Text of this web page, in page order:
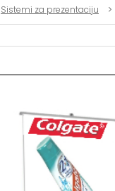
Sistemi za prezentaciju